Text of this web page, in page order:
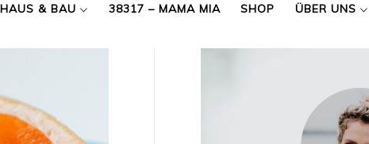
HAUS & BAU 38317 – MAMA MIA SHOP ÜBER UNS